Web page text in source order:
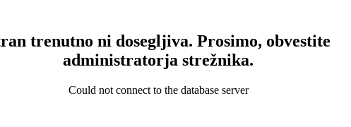
trenutno ni dosegljiva. Prosimo, obvestite
administratorja strežnika.
Could not connect to the database server